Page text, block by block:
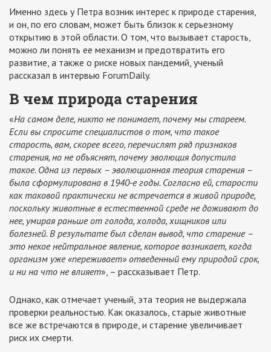
Именно здесь у Петра возник интерес к природе старения,
и он, по его словам, может быть близок к серьезному
открытию в этой области. О том, что вызывает старость,
можно ли понять ее механизм и предотвратить его
развитие, а также о риске новых пандемий, ученый
рассказал в интервью ForumDaily.
В чем природа старения
«На самом деле, никто не понимает, почему мы стареем.
Если вы спросите специалистов о том, что такое
старость, вам, скорее всего, перечислят ряд признаков
старения, но не объяснят, почему эволюция допустила
такое. Одна из первых – эволюционная теория старения –
была сформулирована в 1940-е годы. Согласно ей, старости
как таковой практически не встречается в живой природе,
поскольку животные в естественной среде не доживают до
нее, умирая раньше от голода, холода, хищников или
болезней. В результате был сделан вывод, что старение –
это некое нейтральное явление, которое возникает, когда
организм уже «переживает» отведенный ему природой срок,
и ни на что не влияет», – рассказывает Петр.
Однако, как отмечает ученый, эта теория не выдержала
проверки реальностью. Как оказалось, старые животные
все же встречаются в природе, и старение увеличивает
риск их смерти.